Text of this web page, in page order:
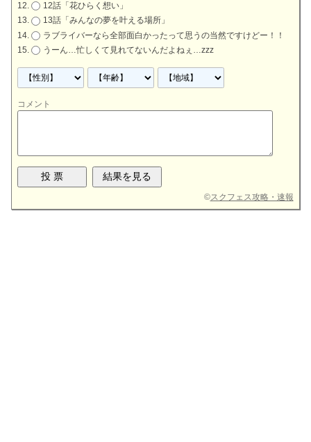
12話「花ひらく想い」
13話「みんなの夢を叶える場所」
ラブライバーなら全部面白かったって思うの当然ですけどー！！
うーん…忙しくて見れてないんだよねぇ…zzz
コメント
©スクフェス攻略・速報